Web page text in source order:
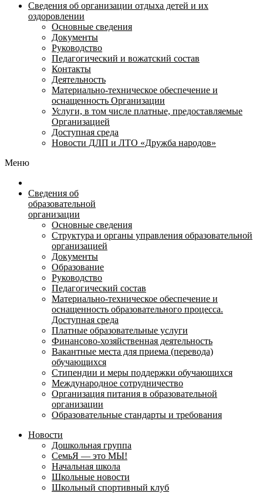
Сведения об организации отдыха детей и их
оздоровлении
Основные сведения
Документы
Руководство
Педагогический и вожатский состав
Контакты
Деятельность
Материально-техническое обеспечение и
оснащенность Организации
Услуги, в том числе платные, предоставляемые
Организацией
Доступная среда
Новости ДЛП и ЛТО «Дружба народов»
Меню
Сведения об
образовательной
организации
Основные сведения
Структура и органы управления образовательной
организацией
Документы
Образование
Руководство
Педагогический состав
Материально-техническое обеспечение и
оснащенность образовательного процесса.
Доступная среда
Платные образовательные услуги
Финансово-хозяйственная деятельность
Вакантные места для приема (перевода)
обучающихся
Стипендии и меры поддержки обучающихся
Международное сотрудничество
Организация питания в образовательной
организации
Образовательные стандарты и требования
Новости
Дошкольная группа
СемьЯ — это МЫ!
Начальная школа
Школьные новости
Школьный спортивный клуб